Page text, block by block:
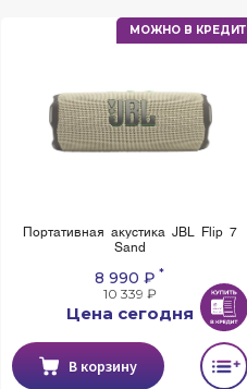
МОЖНО В КРЕДИТ
Портативная акустика JBL Flip 7
Sand
8 990 ₽ *
10 339 ₽
Цена сегодня
В корзину